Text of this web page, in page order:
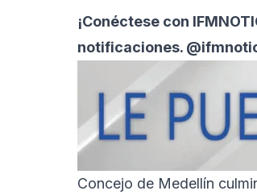
¡Conéctese con
notificaciones.
Concejo de Medellín